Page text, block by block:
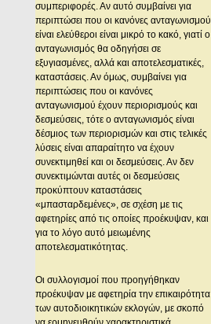
συμπεριφορές. Αν αυτό συμβαίνει για
περιπτώσει που οι κανόνες ανταγωνισμού
είναι ελεύθεροι είναι μικρό το κακό, γιατί ο
ανταγωνισμός θα οδηγήσει σε
εξυγιασμένες, αλλά και αποτελεσματικές,
καταστάσεις. Αν όμως, συμβαίνει για
περιπτώσεις που οι κανόνες
ανταγωνισμού έχουν περιορισμούς και
δεσμεύσεις, τότε ο ανταγωνισμός είναι
δέσμιος των περιορισμών και στις τελικές
λύσεις είναι απαραίτητο να έχουν
συνεκτιμηθεί και οι δεσμεύσεις. Αν δεν
συνεκτιμώνται αυτές οι δεσμεύσεις
προκύπτουν καταστάσεις
«μπασταρδεμένες», σε σχέση με τις
αφετηρίες από τις οποίες προέκυψαν, και
για το λόγο αυτό μειωμένης
αποτελεσματικότητας.
Οι συλλογισμοί που προηγήθηκαν
προέκυψαν με αφετηρία την επικαιρότητα
των αυτοδιοικητικών εκλογών, με σκοπό